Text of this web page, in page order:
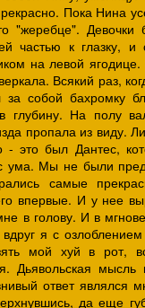
Пока Нина
"жеребце". Девочки
частью к глазку, и
на левой ягодице.
Всякий раз,
за собой бахромку
глубину. На полу
пропала из виду.
это был Дантес,
ума. Мы не были
самые
впервые. И у нее
в голову. И в
я с
мой хуй в рот,
Дьявольская
ответ являлся
да еще